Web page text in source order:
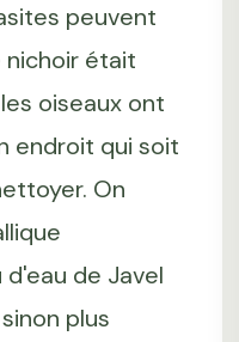
peuvent
nichoir était
oiseaux ont
endroit qui soit
On
de Javel
plus